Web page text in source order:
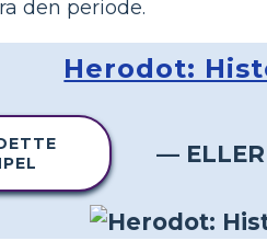
den periode.
Herodot:
—